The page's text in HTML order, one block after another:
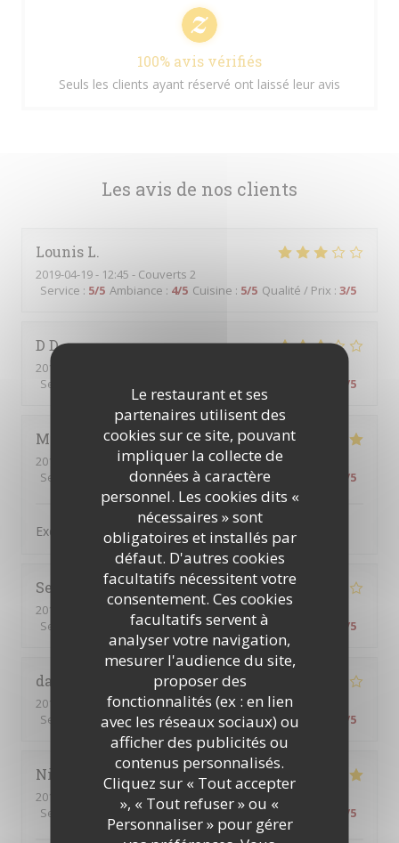
Le restaurant et ses
partenaires utilisent des
cookies sur ce site, pouvant
impliquer la collecte de
données à caractère
personnel. Les cookies dits «
nécessaires » sont
obligatoires et installés par
défaut. D'autres cookies
facultatifs nécessitent votre
consentement. Ces cookies
facultatifs servent à
analyser votre navigation,
mesurer l'audience du site,
proposer des
fonctionnalités (ex : en lien
avec les réseaux sociaux) ou
afficher des publicités ou
contenus personnalisés.
Cliquez sur « Tout accepter
», « Tout refuser » ou «
Personnaliser » pour gérer
Les avis de nos clients
Lounis L
2019-04-19- 12:45 - Couverts 2
Service : 5/5 Ambiance : 4/5 Cuisine : 5/5 Qualité / Prix : 3/5
D D
2019-04-23
Service
/5
Martine M
2019-04-24
- 19:00 - Couverts 2
Service
Ambiance:5/5 Cuisine:5/5 Qualité / Prix /5
Excellent comme toujours
Sean
2019-04-20
- 19:00 - Couverts 4
Service
Ambiance:4/5 Cuisine:5/5 Qualité / Prix /5
dario
2019-04-21
- 13:00 - Couverts 5
Service
/5 Ambiance:4/5 Cuisine:3/5 Qualité / Prix /5
Nicolas
2019-04-20
- 21:30 - Couverts 4
Service
Ambiance:4/5 Cuisine 5 /5 Qualité / Prix /5
100% avis vérifiés
Seuls les clients ayant réservé ont laissé leur avis